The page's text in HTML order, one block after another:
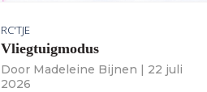
RC'TJE
Vliegtuigmodus
Door Madeleine Bijnen | 22 juli
2026